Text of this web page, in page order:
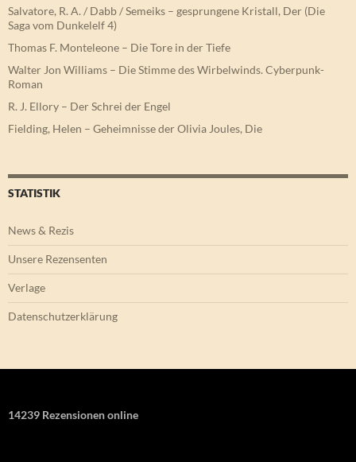
Salvatore, R. A. / Dabb / Semeiks – gesprungene Kristall, Der (Die
Saga vom Dunkelelf 4)
Thomas F. Monteleone – Die Tore in der Tiefe
Walter Jon Williams – Die Stimme des Wirbelwinds. Cyberpunk-
Roman
R. J. Ellory – Der Schrei der Engel
Fielding, Helen – Geheimnisse der Olivia Joules, Die
STATISTIK
News & Rezis
Unsere Rezensenten
Verlage
Datenschutzerklärung
14239 Rezensionen online